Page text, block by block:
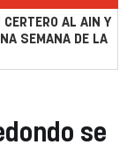
AL AIN Y
SEMANA DE LA
se